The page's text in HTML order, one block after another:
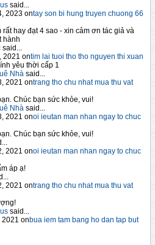
said...
2023 ontay son bi hung truyen chuong 66
rất hay đạt 4 sao - xin cảm ơn tác giả và
hành
said...
2021 ontim lai tuoi tho tho nguyen thi xuan
yêu thời cấp 1
Nhà said...
2021 ontrang tho chu nhat mua thu vat
Chúc bạn sức khỏe, vui!
Nhà said...
2021 onoi ieutan man nhan ngay to chuc
Chúc bạn sức khỏe, vui!
2021 onoi ieutan man nhan ngay to chuc
áp ạ!
2021 ontrang tho chu nhat mua thu vat
said...
2021 onbua iem tam bang ho dan tap but